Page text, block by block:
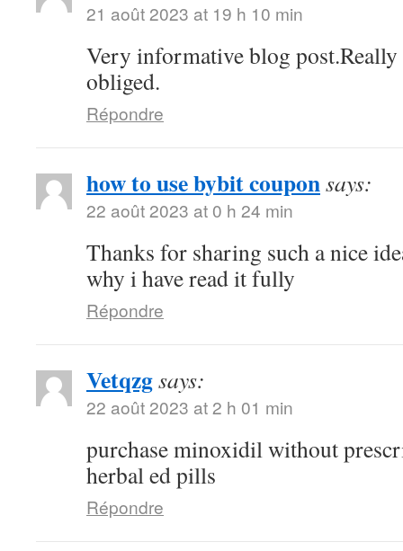
21 août 2023 at 19 h 10 min
Very informative blog
obliged.
Répondre
how to use bybit couponsays:
22 août 2023 at 0 h 24 min
Thanks for sharing such a nice
why i have read it fully
Répondre
Vetqzgsays:
22 août 2023 at 2 h 01 min
purchase minoxidil without
herbal ed pills
Répondre